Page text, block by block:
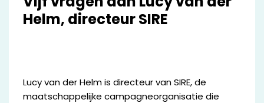
Helm, directeur SIRE
Lucy van der Helm is directeur van SIRE, de
maatschappelijke campagneorganisatie die